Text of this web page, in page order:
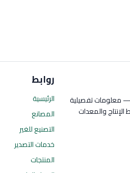
— معلومات تفصيلية
والمعدات
روابط
الرئيسية
المصانع
التصنيع للغير
خدمات التصدير
المنتجات